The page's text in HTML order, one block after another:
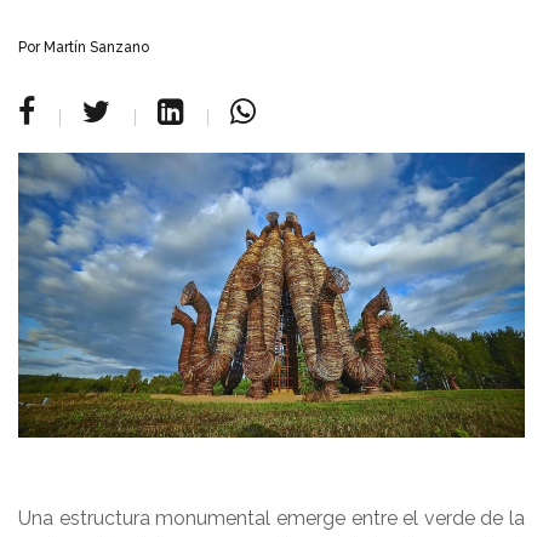
Por Martín Sanzano
Una estructura monumental emerge entre el verde de la